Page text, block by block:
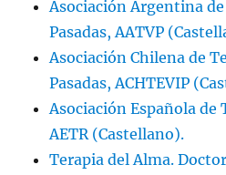
Asociación Argentina
Pasadas, AATVP
Asociación Chilena de
Pasadas, ACHTEVIP
Asociación Española de
AETR (Castellano).
Terapia del Alma.